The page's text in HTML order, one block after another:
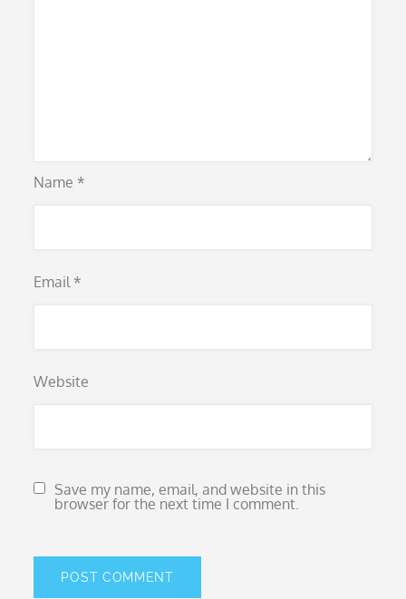
Name *
Email *
Website
Save my name, email, and website in this
browser for the next time I comment.